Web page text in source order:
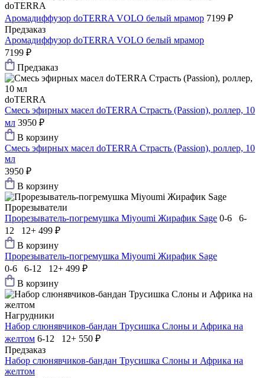
doTERRA
Аромадиффузор doTERRA VOLO белый мрамор 7199 ₽
Предзаказ
Аромадиффузор doTERRA VOLO белый мрамор
7199 ₽
Предзаказ
doTERRA
Смесь эфирных масел doTERRA Страсть (Passion), роллер, 10
мл 3950 ₽
В корзину
Смесь эфирных масел doTERRA Страсть (Passion), роллер, 10
мл
3950 ₽
В корзину
Прорезыватели
Прорезыватель-погремушка Мiyoumi Жирафик Sage 0-6 6-
12 12+ 499 ₽
В корзину
Прорезыватель-погремушка Мiyoumi Жирафик Sage
0-6 6-12 12+ 499 ₽
В корзину
Нагрудники
Набор слюнявчиков-бандан Трусишка Слоны и Африка на
желтом 6-12 12+ 550 ₽
Предзаказ
Набор слюнявчиков-бандан Трусишка Слоны и Африка на
желтом